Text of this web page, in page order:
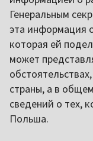
Генеральным
эта информация
которая ей
может
страны, а в
сведений о тех,
Польша.